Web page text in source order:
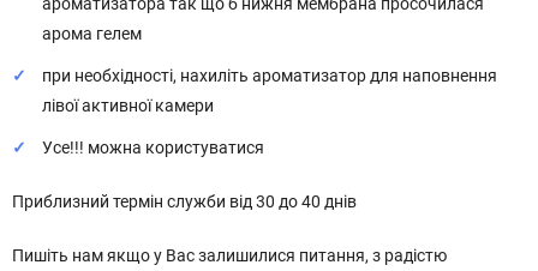
арома гелем
при необхідності, нахиліть ароматизатор для наповнення
лівої активної камери
Усе!!! можна користуватися
Приблизний термін служби від 30 до 40 днів
Пишіть нам якщо у Вас залишилися питання, з радістю